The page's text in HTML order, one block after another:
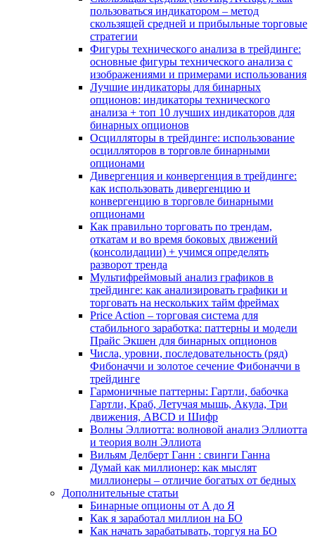
пользоваться индикатором – метод
скользящей средней и прибыльные торговые
стратегии
Фигуры технического анализа в трейдинге:
основные фигуры технического анализа с
изображениями и примерами использования
Лучшие индикаторы для бинарных
опционов: индикаторы технического
анализа + топ 10 лучших индикаторов для
бинарных опционов
Осцилляторы в трейдинге: использование
осцилляторов в торговле бинарными
опционами
Дивергенция и конвергенция в трейдинге:
как использовать дивергенцию и
конвергенцию в торговле бинарными
опционами
Как правильно торговать по трендам,
откатам и во время боковых движений
(консолидации) + учимся определять
разворот тренда
Мультифреймовый анализ графиков в
трейдинге: как анализировать графики и
торговать на нескольких тайм фреймах
Price Action – торговая система для
стабильного заработка: паттерны и модели
Прайс Экшен для бинарных опционов
Числа, уровни, последовательность (ряд)
Фибоначчи и золотое сечение Фибоначчи в
трейдинге
Гармоничные паттерны: Гартли, бабочка
Гартли, Краб, Летучая мышь, Акула, Три
движения, ABCD и Шифр
Волны Эллиотта: волновой анализ Эллиотта
и теория волн Эллиота
Вильям Делберт Ганн : свинги Ганна
Думай как миллионер: как мыслят
миллионеры – отличие богатых от бедных
Дополнительные статьи
Бинарные опционы от А до Я
Как я заработал миллион на БО
Как начать зарабатывать, торгуя на БО